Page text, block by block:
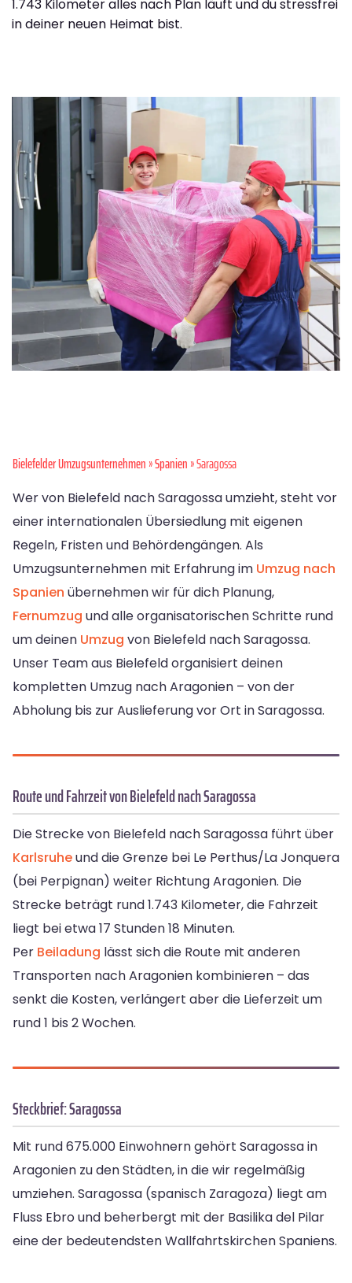
1.743 Kilometer alles nach Plan läuft und du stressfrei
in deiner neuen Heimat bist.
Bielefelder Umzugsunternehmen»Spanien» Saragossa
Wer von Bielefeld nach Saragossa umzieht, steht vor
einer internationalen Übersiedlung mit eigenen
Regeln, Fristen und Behördengängen. Als
Umzugsunternehmen mit Erfahrung im Umzug nach
Spanien übernehmen wir für dich Planung,
Fernumzug und alle organisatorischen Schritte rund
um deinen Umzug von Bielefeld nach Saragossa.
Unser Team aus Bielefeld organisiert deinen
kompletten Umzug nach Aragonien – von der
Abholung bis zur Auslieferung vor Ort in Saragossa.
Route und Fahrzeit von Bielefeld nach Saragossa
Die Strecke von Bielefeld nach Saragossa führt über
Karlsruheund die Grenze bei Le Perthus/La Jonquera
(bei Perpignan) weiter Richtung Aragonien. Die
Strecke beträgt rund 1.743 Kilometer, die Fahrzeit
liegt bei etwa 17 Stunden 18 Minuten.
Per Beiladung lässt sich die Route mit anderen
Transporten nach Aragonien kombinieren – das
senkt die Kosten, verlängert aber die Lieferzeit um
rund 1 bis 2 Wochen.
Steckbrief: Saragossa
Mit rund 675.000 Einwohnern gehört Saragossa in
Aragonien zu den Städten, in die wir regelmäßig
umziehen. Saragossa (spanisch Zaragoza) liegt am
Fluss Ebro und beherbergt mit der Basilika del Pilar
eine der bedeutendsten Wallfahrtskirchen Spaniens.